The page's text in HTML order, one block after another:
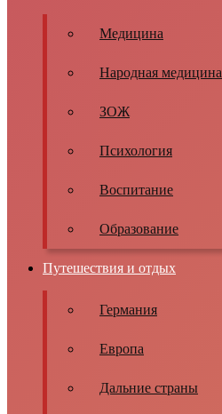
Медицина
Народная медицина
ЗОЖ
Психология
Воспитание
Образование
Путешествия и отдых
Германия
Европа
Дальние страны